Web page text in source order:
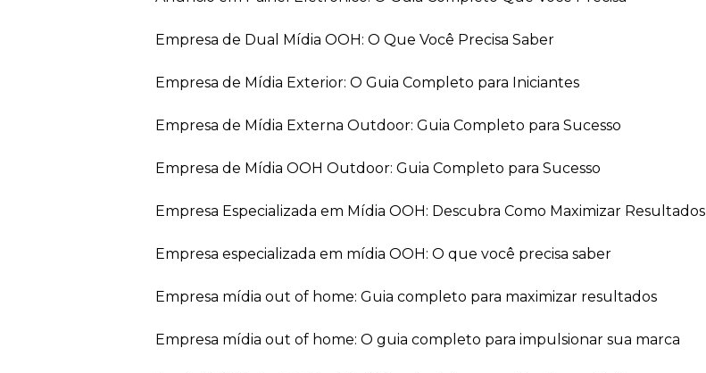
Empresa de Dual Mídia OOH: O Que Você Precisa Saber
Empresa de Mídia Exterior: O Guia Completo para Iniciantes
Empresa de Mídia Externa Outdoor: Guia Completo para Sucesso
Empresa de Mídia OOH Outdoor: Guia Completo para Sucesso
Empresa Especializada em Mídia OOH: Descubra Como Maximizar Resultados
Empresa especializada em mídia OOH: O que você precisa saber
Empresa mídia out of home: Guia completo para maximizar resultados
Empresa mídia out of home: O guia completo para impulsionar sua marca